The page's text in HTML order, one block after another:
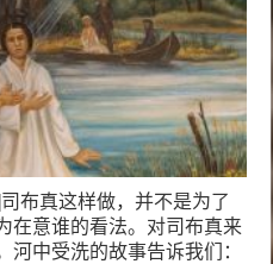
布真这样做，并不是为了
在意谁的看法。对司布真来
中受洗的故事告诉我们：